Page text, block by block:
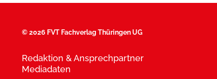
©2026 FVT Fachverlag Thüringen UG
Redaktion & Ansprechpartner
Mediadaten